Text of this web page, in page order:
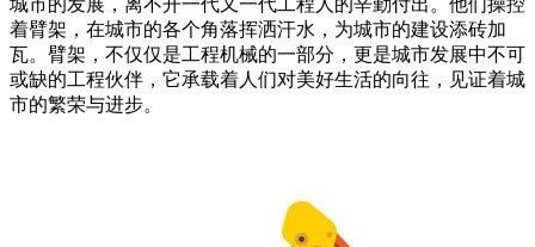
城市的发展，离不开一代又一代工程人的辛勤付出。他们操控
着臂架，在城市的各个角落挥洒汗水，为城市的建设添砖加
瓦。臂架，不仅仅是工程机械的一部分，更是城市发展中不可
或缺的工程伙伴，它承载着人们对美好生活的向往，见证着城
市的繁荣与进步。